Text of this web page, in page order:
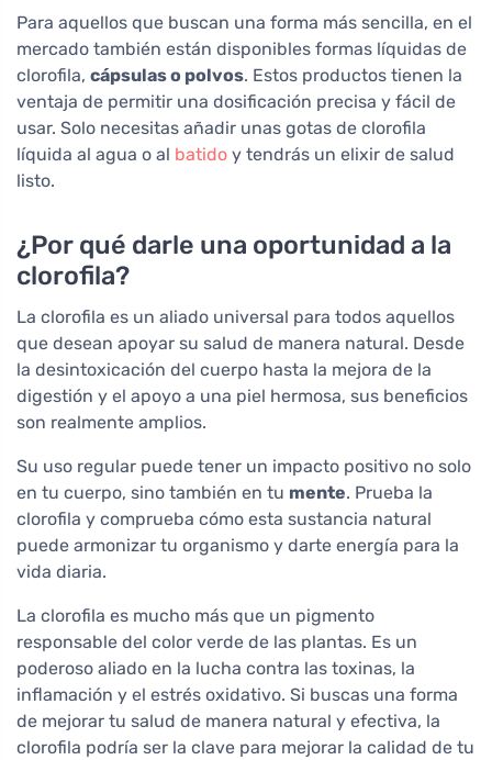
Para aquellos que buscan una forma más sencilla, en el
mercado también están disponibles formas líquidas de
clorofila, cápsulas o polvos. Estos productos tienen la
ventaja de permitir una dosificación precisa y fácil de
usar. Solo necesitas añadir unas gotas de clorofila
líquida al agua o al batido y tendrás un elixir de salud
listo.
¿Por qué darle una oportunidad a la
clorofila?
La clorofila es un aliado universal para todos aquellos
que desean apoyar su salud de manera natural. Desde
la desintoxicación del cuerpo hasta la mejora de la
digestión y el apoyo a una piel hermosa, sus beneficios
son realmente amplios.
Su uso regular puede tener un impacto positivo no solo
en tu cuerpo, sino también en tu mente. Prueba la
clorofila y comprueba cómo esta sustancia natural
puede armonizar tu organismo y darte energía para la
vida diaria.
La clorofila es mucho más que un pigmento
responsable del color verde de las plantas. Es un
poderoso aliado en la lucha contra las toxinas, la
inflamación y el estrés oxidativo. Si buscas una forma
de mejorar tu salud de manera natural y efectiva, la
clorofila podría ser la clave para mejorar la calidad de tu